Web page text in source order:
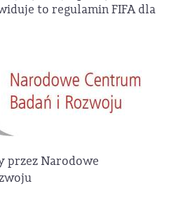
to regulamin FIFA dla
przez Narodowe